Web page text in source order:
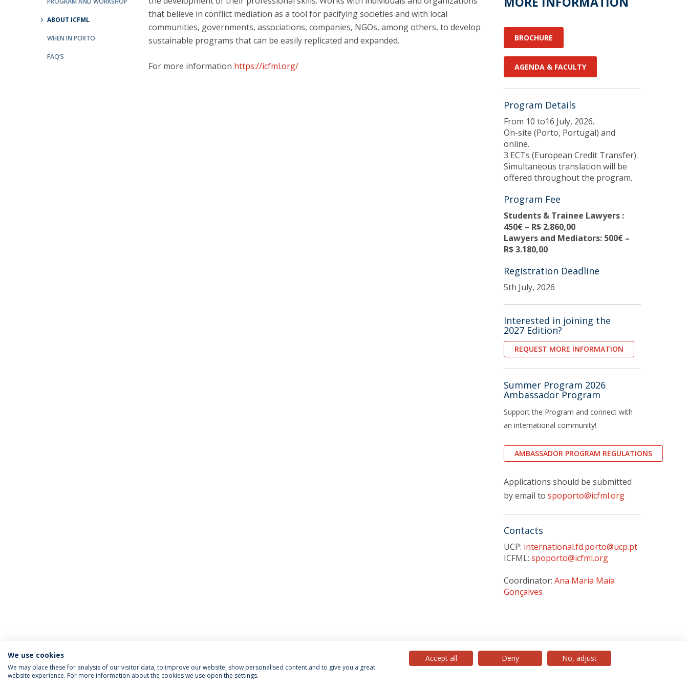
ABOUT ICFML
WHEN IN PORTO
FAQ’S
that believe in conflict mediation as a tool for pacifying societies and with local
communities, governments, associations, companies, NGOs, among others, to develop
sustainable programs that can be easily replicated and expanded.
For more information https://icfml.org/
BROCHURE
AGENDA & FACULTY
Program Details
From 10 to16 July, 2026.
On-site (Porto, Portugal) and
online.
3 ECTs (European Credit Transfer).
Simultaneous translation will be
offered throughout the program.
Program Fee
Students & Trainee Lawyers :
450€ – R$ 2.860,00
Lawyers and Mediators: 500€ –
R$ 3.180,00
Registration Deadline
5th July, 2026
Interested in joining the
2027 Edition?
REQUEST MORE INFORMATION
Summer Program 2026
Ambassador Program
Support the Program and connect with
an international community!
AMBASSADOR PROGRAM REGULATIONS
Applications should be submitted
by email tospoporto@icfml.org
Contacts
UCP: international.fd.porto@ucp.pt
ICFML:spoporto@icfml.org
Coordinator:Ana Maria Maia
Gonçalves
We use cookies
We may place these for analysis of our visitor data, to improve our website, show personalised content and to give you a great
website experience. For more information about the cookies we use open the settings.
Accept all Deny No, adjust